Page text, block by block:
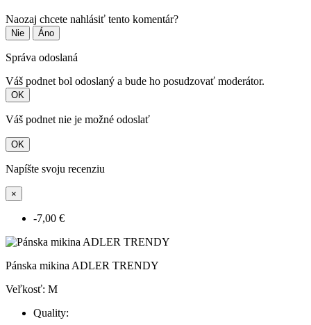
Naozaj chcete nahlásiť tento komentár?
Nie Áno
Správa odoslaná
Váš podnet bol odoslaný a bude ho posudzovať moderátor.
OK
Váš podnet nie je možné odoslať
OK
Napíšte svoju recenziu
×
-7,00 €
Pánska mikina ADLER TRENDY
Veľkosť: M
Quality: